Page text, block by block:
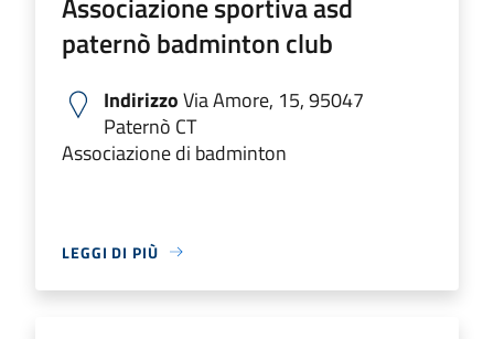
paternò badminton club
IndirizzoVia Amore, 15, 95047
Paternò CT
Associazione di badminton
LEGGI DI PIÙ